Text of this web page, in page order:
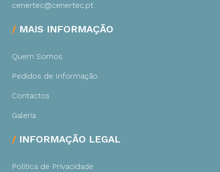
cenertec@cenertec.pt
MAIS INFORMAÇÃO
Quem Somos
Pedidos de Informação
Contactos
Galeria
INFORMAÇÃO LEGAL
Política de Privacidade